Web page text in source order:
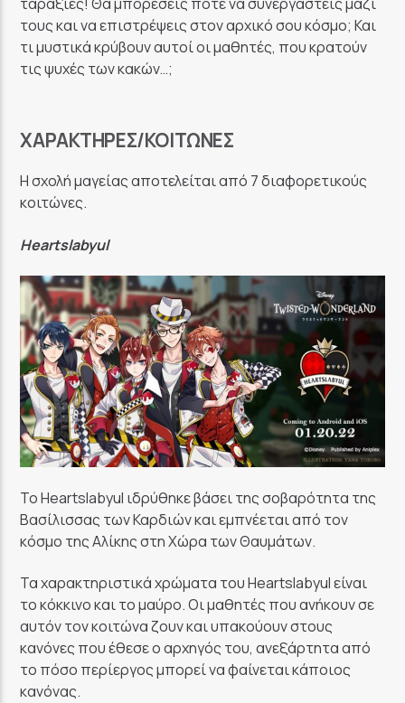
τους και να επιστρέψεις στον αρχικό σου κόσμο; Και
τι μυστικά κρύβουν αυτοί οι μαθητές, που κρατούν
τις ψυχές των κακών…;
ΧΑΡΑΚΤΉΡΕΣ/ΚΟΙΤΏΝΕΣ
Η σχολή μαγείας αποτελείται από 7 διαφορετικούς
κοιτώνες.
Heartslabyul
Το Heartslabyul ιδρύθηκε βάσει της σοβαρότητα της
Βασίλισσας των Καρδιών και εμπνέεται από τον
κόσμο της Αλίκης στη Χώρα των Θαυμάτων.
Τα χαρακτηριστικά χρώματα του Heartslabyul είναι
το κόκκινο και το μαύρο. Οι μαθητές που ανήκουν σε
αυτόν τον κοιτώνα ζουν και υπακούουν στους
κανόνες που έθεσε ο αρχηγός του, ανεξάρτητα από
το πόσο περίεργος μπορεί να φαίνεται κάποιος
κανόνας.